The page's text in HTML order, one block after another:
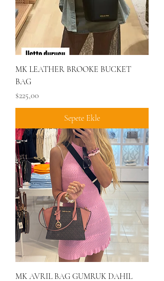
MK LEATHER BROOKE BUCKET
BAG
Fiyat
$225,00
Sepete Ekle
MK AVRIL BAG GUMRUK DAHIL